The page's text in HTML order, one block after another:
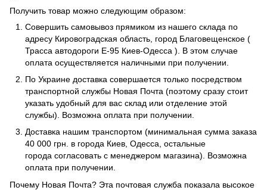
Получить товар можно следующим образом:
Совершить самовывоз прямиком из нашего склада по
адресу Кировоградская область, город Благовещенское (
Трасса автодороги Е-95 Киев-Одесса ). В этом случае
оплата осуществляется наличными при получении.
По Украине доставка совершается только посредством
транспортной службы Новая Почта (поэтому сразу стоит
указать удобный для вас склад или отделение этой
службы). Возможна оплата при получении.
Доставка нашим транспортом (минимальная сумма заказа
40 000 грн. в города Киев, Одесса, остальные
города согласовать с менеджером магазина). Возможна
оплата при получении.
Почему Новая Почта? Эта почтовая служба показала высокое